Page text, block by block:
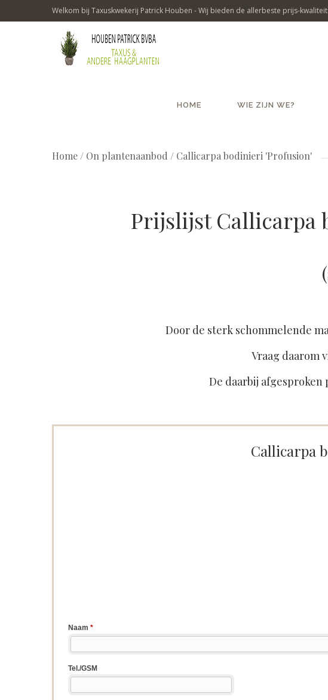
Welkom bij Taxuskwekerij Patrick Houben - Wij bieden de allerbeste prijs-
HOME WIE ZIJN WE?
Home / On plantenaanbod / Callicarpa bodinieri 'Profusion'
Prijslijst Callicarpa
Door de sterk schommelende
Vraag daarom
De daarbij
Callicarpa